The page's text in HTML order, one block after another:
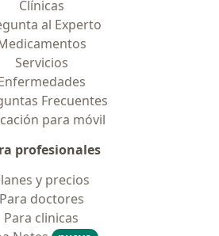
Clínicas
al Experto
Servicios
Frecuentes
para móvil
profesionales
y precios
Para doctores
Para clinicas